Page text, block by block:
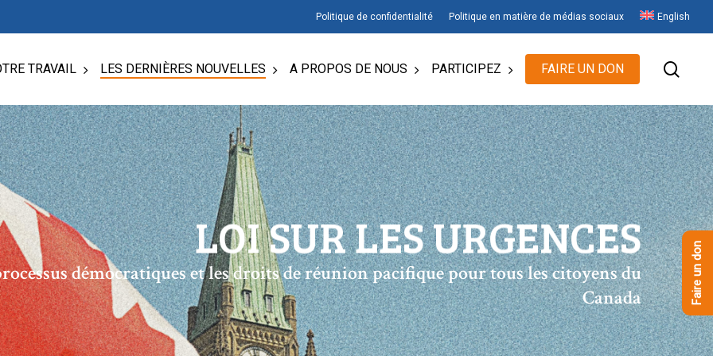
Politique de confidentialité Politique en matière de médias sociaux English
TRAVAIL LES DERNIÈRES NOUVELLES A PROPOS DE NOUS PARTICIPEZ FAIRE UN DON
LOI SUR LES URGENCES
démocratiques et les droits de réunion pacifique pour tous les citoyens du
Canada
Faire un don